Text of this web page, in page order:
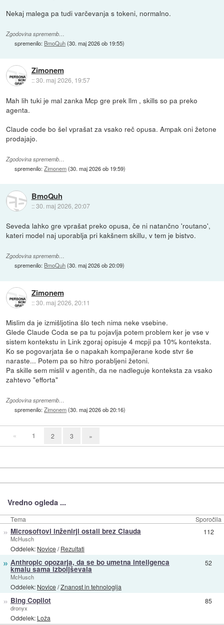
Nekaj malega pa tudi varčevanja s tokeni, normalno.
Zgodovina sprememb…
spremenilo: BmoQuh(30. maj 2026 ob 19:55)
Zimonem
::30. maj 2026, 19:57
Mah lih tuki je mal zanka Mcp gre prek llm , skills so pa preko
agenta.
Claude code bo šel vprašat za vsako reč opusa. Ampak oni žetone
prodajajo.
Zgodovina sprememb…
spremenilo:Zimonem(30. maj 2026 ob 19:59)
BmoQuh
::30. maj 2026, 20:07
Seveda lahko gre vprašat preko opusa, če ni natančno 'routano',
kateri model naj uporablja pri kakšnem skillu, v tem je bistvo.
Zgodovina sprememb…
spremenilo: BmoQuh(30. maj 2026 ob 20:09)
Zimonem
::30. maj 2026, 20:11
Mislim da je izmišljotina šlo tech nima neke vsebine.
Glede Claude Coda se pa tu pojavlja potem problem ker je vse v
sistem kontekstu in Link zgoraj opisuje 4 mcpji pa 10% konteksta.
Ko se pogovarjata še o napakah kompajlerane kode stvr še
naraste... Potem pa so hitro porabljeni žetoni.
Pa skille sem mislil v agentih, da ne nadleguje konteksta za vsako
zahtevo "efforta"
Zgodovina sprememb…
spremenilo:Zimonem(30. maj 2026 ob 20:16)
« 1 2 3 »
Vredno ogleda ...
Tema Sporočila
» Microsoftovi inženirji ostali brez Clauda
McHusch
Oddelek: Novice/Rezultati
112
» Anthropic opozarja, da se bo umetna inteligenca
kmalu sama izboljševala
McHusch
Oddelek: Novice/Znanost in tehnologija
52
» Bing Copilot
dronyx
Oddelek: Loža
85